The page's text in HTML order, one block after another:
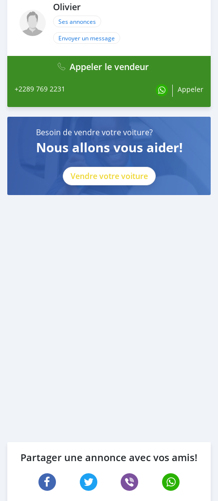
Olivier
Ses annonces
Envoyer un message
Appeler le vendeur
+2289 769 2231 Appeler
Besoin de vendre votre voiture?
Nous allons vous aider!
Vendre votre voiture
Partager une annonce avec vos amis!